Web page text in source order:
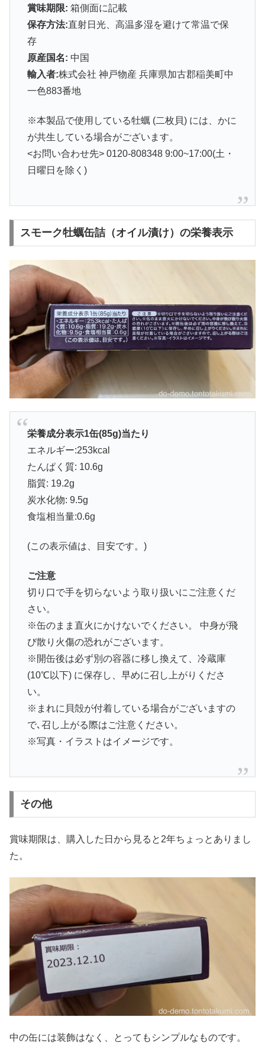
賞味期限: 箱側面に記載
保存方法:直射日光、高温多湿を避けて常温で保
存
原産国名: 中国
輸入者:株式会社 神戸物産 兵庫県加古郡稲美町中
一色883番地
※本製品で使用している牡蠣 (二枚貝) には、かに
が共生している場合がございます。
<お問い合わせ先> 0120-808348 9:00~17:00(土・
日曜日を除く)
スモーク牡蠣缶詰（オイル漬け）の栄養表示
栄養成分表示1缶(85g)当たり
エネルギー:253kcal
たんぱく質: 10.6g
脂質: 19.2g
炭水化物: 9.5g
食塩相当量:0.6g
(この表示値は、目安です。)
ご注意
切り口で手を切らないよう取り扱いにご注意くだ
さい。
※缶のまま直火にかけないでください。 中身が飛
び散り火傷の恐れがございます。
※開缶後は必ず別の容器に移し換えて、冷蔵庫
(10℃以下) に保存し、早めに召し上がりくださ
い。
※まれに貝殻が付着している場合がございますの
で､召し上がる際はご注意ください。
※写真・イラストはイメージです。
その他
賞味期限は、購入した日から見ると2年ちょっとありまし
た。
中の缶には装飾はなく、とってもシンプルなものです。